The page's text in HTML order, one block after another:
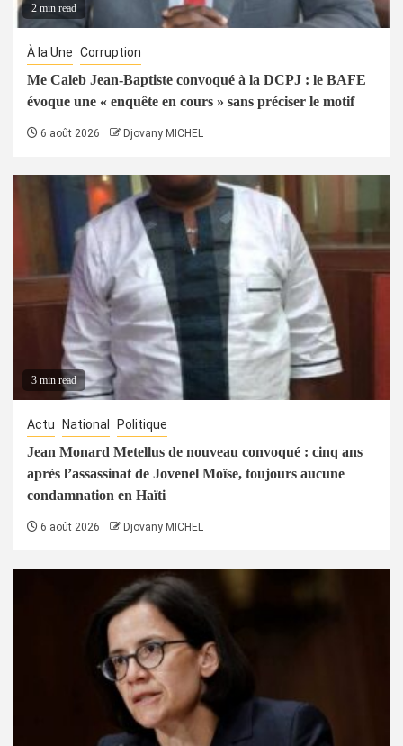
2 min read
À la Une Corruption
Me Caleb Jean-Baptiste convoqué à la DCPJ : le BAFE
évoque une « enquête en cours » sans préciser le motif
6 août 2026 Djovany MICHEL
3 min read
Actu National Politique
Jean Monard Metellus de nouveau convoqué : cinq ans
après l’assassinat de Jovenel Moïse, toujours aucune
condamnation en Haïti
6 août 2026 Djovany MICHEL